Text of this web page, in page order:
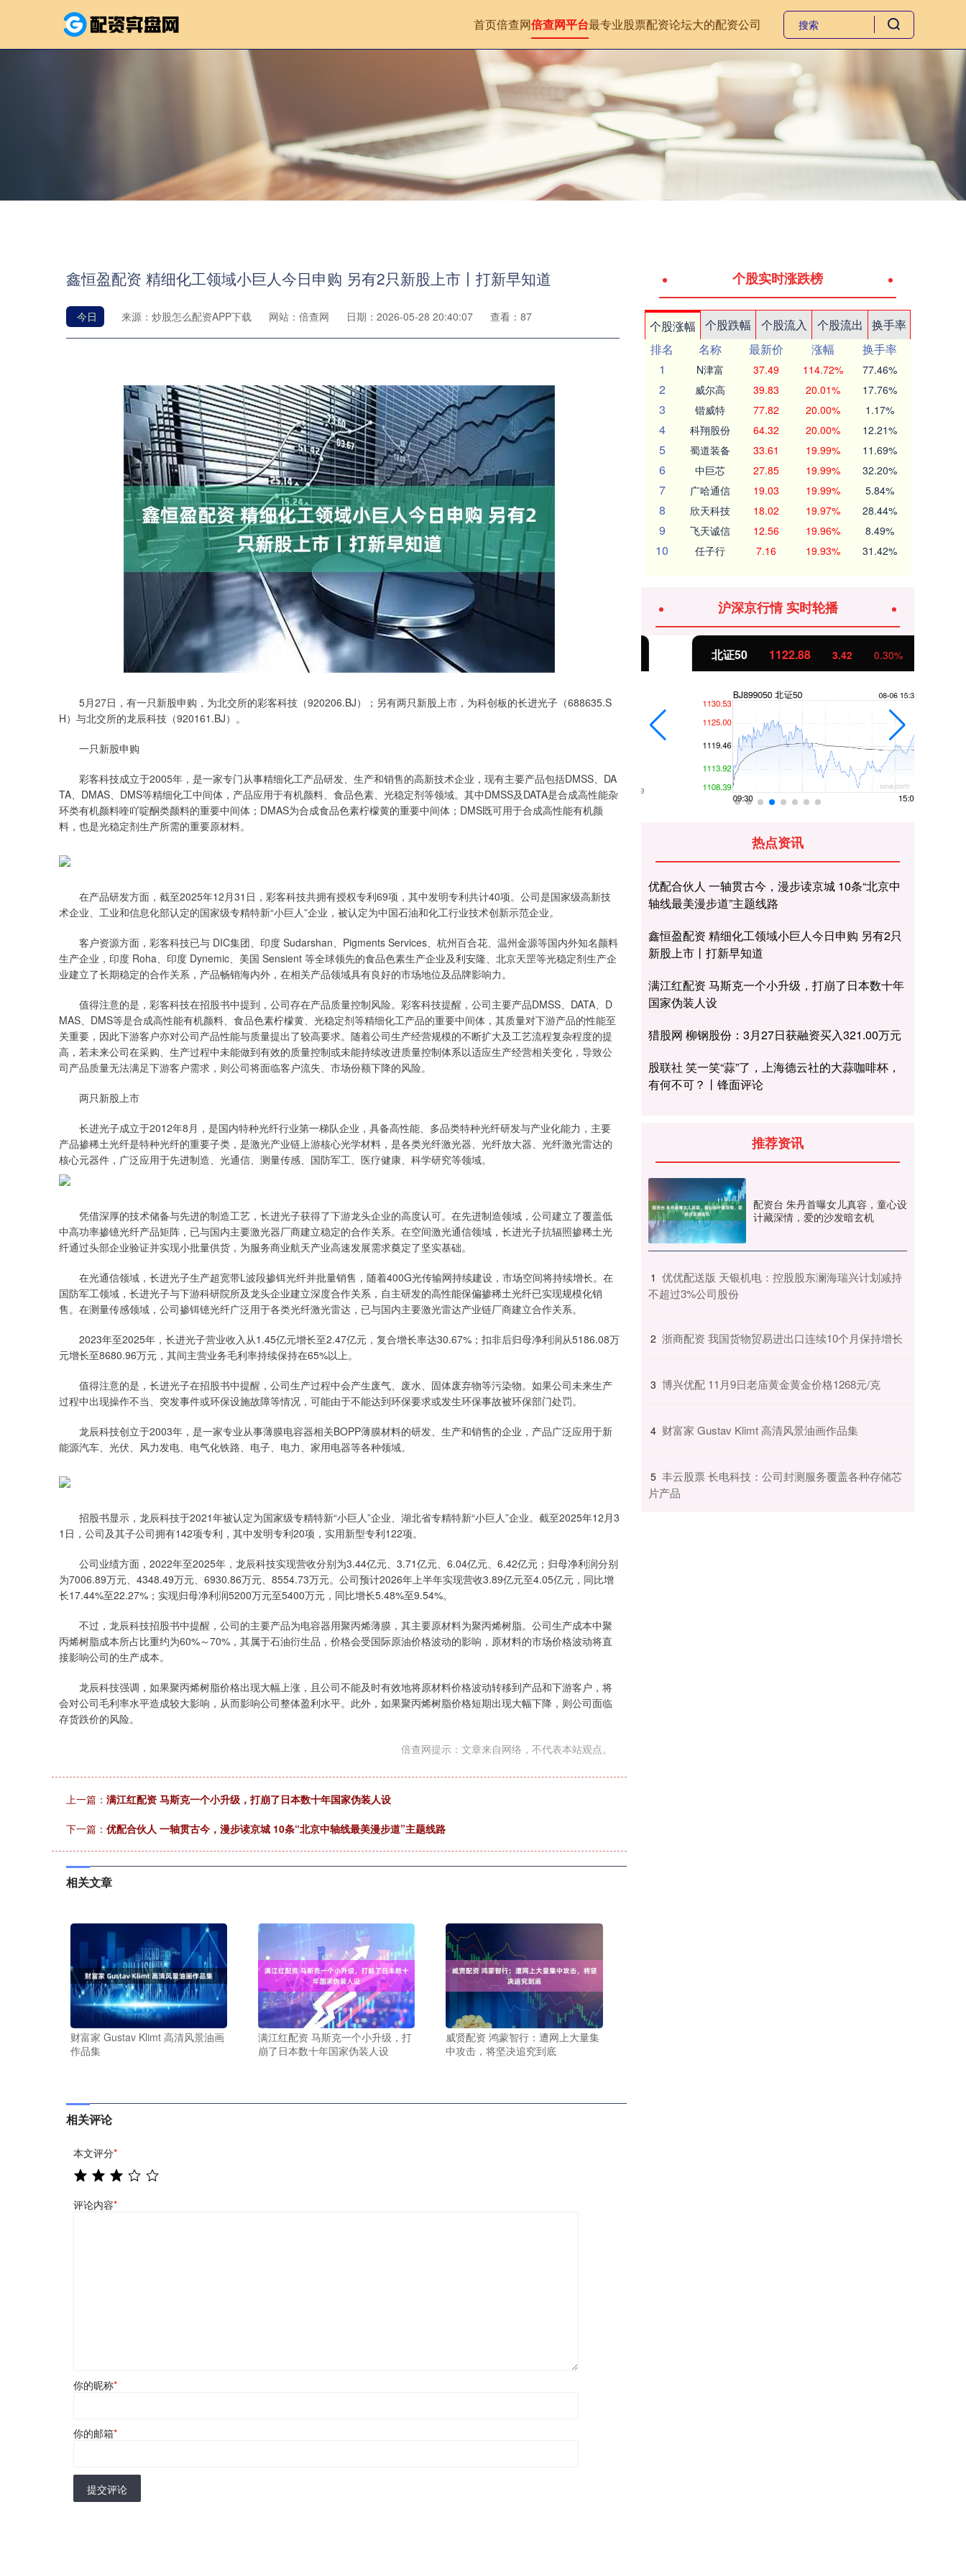
首页倍查网倍查网平台最专业股票配资论坛大的配资公司
鑫恒盈配资 精细化工领域小巨人今日申购 另有2只新股上市丨打新早知道
今日 来源：炒股怎么配资APP下载 网站：倍查网 日期：2026-05-28 20:40:07 查看：87
5月27日，有一只新股申购，为北交所的彩客科技（920206.BJ）；另有两只新股上市，为科创板的长进光子（688635.S
H）与北交所的龙辰科技（920161.BJ）。
一只新股申购
彩客科技成立于2005年，是一家专门从事精细化工产品研发、生产和销售的高新技术企业，现有主要产品包括DMSS、DA
TA、DMAS、DMS等精细化工中间体，产品应用于有机颜料、食品色素、光稳定剂等领域。其中DMSS及DATA是合成高性能杂
环类有机颜料喹吖啶酮类颜料的重要中间体；DMAS为合成食品色素柠檬黄的重要中间体；DMS既可用于合成高性能有机颜
料，也是光稳定剂生产所需的重要原材料。
在产品研发方面，截至2025年12月31日，彩客科技共拥有授权专利69项，其中发明专利共计40项。公司是国家级高新技
术企业、工业和信息化部认定的国家级专精特新“小巨人”企业，被认定为中国石油和化工行业技术创新示范企业。
客户资源方面，彩客科技已与 DIC集团、印度 Sudarshan、Pigments Services、杭州百合花、温州金源等国内外知名颜料
生产企业，印度 Roha、印度 Dynemic、美国 Sensient 等全球领先的食品色素生产企业及利安隆、北京天罡等光稳定剂生产企
业建立了长期稳定的合作关系，产品畅销海内外，在相关产品领域具有良好的市场地位及品牌影响力。
值得注意的是，彩客科技在招股书中提到，公司存在产品质量控制风险。彩客科技提醒，公司主要产品DMSS、DATA、D
MAS、DMS等是合成高性能有机颜料、食品色素柠檬黄、光稳定剂等精细化工产品的重要中间体，其质量对下游产品的性能至
关重要，因此下游客户亦对公司产品性能与质量提出了较高要求。随着公司生产经营规模的不断扩大及工艺流程复杂程度的提
高，若未来公司在采购、生产过程中未能做到有效的质量控制或未能持续改进质量控制体系以适应生产经营相关变化，导致公
司产品质量无法满足下游客户需求，则公司将面临客户流失、市场份额下降的风险。
两只新股上市
长进光子成立于2012年8月，是国内特种光纤行业第一梯队企业，具备高性能、多品类特种光纤研发与产业化能力，主要
产品掺稀土光纤是特种光纤的重要子类，是激光产业链上游核心光学材料，是各类光纤激光器、光纤放大器、光纤激光雷达的
核心元器件，广泛应用于先进制造、光通信、测量传感、国防军工、医疗健康、科学研究等领域。
凭借深厚的技术储备与先进的制造工艺，长进光子获得了下游龙头企业的高度认可。在先进制造领域，公司建立了覆盖低
中高功率掺镱光纤产品矩阵，已与国内主要激光器厂商建立稳定的合作关系。在空间激光通信领域，长进光子抗辐照掺稀土光
纤通过头部企业验证并实现小批量供货，为服务商业航天产业高速发展需求奠定了坚实基础。
在光通信领域，长进光子生产超宽带L波段掺铒光纤并批量销售，随着400G光传输网持续建设，市场空间将持续增长。在
国防军工领域，长进光子与下游科研院所及龙头企业建立深度合作关系，自主研发的高性能保偏掺稀土光纤已实现规模化销
售。在测量传感领域，公司掺铒镱光纤广泛用于各类光纤激光雷达，已与国内主要激光雷达产业链厂商建立合作关系。
2023年至2025年，长进光子营业收入从1.45亿元增长至2.47亿元，复合增长率达30.67%；扣非后归母净利润从5186.08万
元增长至8680.96万元，其间主营业务毛利率持续保持在65%以上。
值得注意的是，长进光子在招股书中提醒，公司生产过程中会产生废气、废水、固体废弃物等污染物。如果公司未来生产
过程中出现操作不当、突发事件或环保设施故障等情况，可能由于不能达到环保要求或发生环保事故被环保部门处罚。
龙辰科技创立于2003年，是一家专业从事薄膜电容器相关BOPP薄膜材料的研发、生产和销售的企业，产品广泛应用于新
能源汽车、光伏、风力发电、电气化铁路、电子、电力、家用电器等各种领域。
招股书显示，龙辰科技于2021年被认定为国家级专精特新“小巨人”企业、湖北省专精特新“小巨人”企业。截至2025年12月3
1日，公司及其子公司拥有142项专利，其中发明专利20项，实用新型专利122项。
公司业绩方面，2022年至2025年，龙辰科技实现营收分别为3.44亿元、3.71亿元、6.04亿元、6.42亿元；归母净利润分别
为7006.89万元、4348.49万元、6930.86万元、8554.73万元。公司预计2026年上半年实现营收3.89亿元至4.05亿元，同比增
长17.44%至22.27%；实现归母净利润5200万元至5400万元，同比增长5.48%至9.54%。
不过，龙辰科技招股书中提醒，公司的主要产品为电容器用聚丙烯薄膜，其主要原材料为聚丙烯树脂。公司生产成本中聚
丙烯树脂成本所占比重约为60%～70%，其属于石油衍生品，价格会受国际原油价格波动的影响，原材料的市场价格波动将直
接影响公司的生产成本。
龙辰科技强调，如果聚丙烯树脂价格出现大幅上涨，且公司不能及时有效地将原材料价格波动转移到产品和下游客户，将
会对公司毛利率水平造成较大影响，从而影响公司整体盈利水平。此外，如果聚丙烯树脂价格短期出现大幅下降，则公司面临
存货跌价的风险。
倍查网提示：文章来自网络，不代表本站观点。
上一篇： 满江红配资 马斯克一个小升级，打崩了日本数十年国家伪装人设
下一篇： 优配合伙人 一轴贯古今，漫步读京城 10条“北京中轴线最美漫步道”主题线路
相关文章
财富家 Gustav Klimt 高清风景油画
作品集
满江红配资 马斯克一个小升级，打
崩了日本数十年国家伪装人设
威贤配资 鸿蒙智行：遭网上大量集
中攻击，将坚决追究到底
相关评论
本文评分*
评论内容*
你的昵称*
你的邮箱*
提交评论
个股实时涨跌榜
个股涨幅 个股跌幅 个股流入 个股流出
换手率
排名
名称 最新价 涨幅
换手率
1
N津富 37.49 114.72% 77.46%
2 威尔高 39.83 20.01% 17.76%
3 锴威特 77.82 20.00% 1.17%
4 科翔股份 64.32 20.00% 12.21%
5 蜀道装备 33.61 19.99% 11.69%
6 中巨芯 27.85 19.99% 32.20%
7 广哈通信 19.03 19.99% 5.84%
8 欣天科技 18.02 19.97% 28.44%
9 飞天诚信 12.56 19.96% 8.49%
10 任子行 7.16 19.93% 31.42%
沪深京行情 实时轮播
深证成指 14110.12 -34.08 -0.24% 沪深300 北证50 1122.88 3.42 0.30%
热点资讯
优配合伙人 一轴贯古今，漫步读京城 10条“北京中
轴线最美漫步道”主题线路
鑫恒盈配资 精细化工领域小巨人今日申购 另有2只
新股上市丨打新早知道
满江红配资 马斯克一个小升级，打崩了日本数十年
国家伪装人设
猎股网 柳钢股份：3月27日获融资买入321.00万元
股联社 笑一笑“蒜”了，上海德云社的大蒜咖啡杯，
有何不可？丨锋面评论
推荐资讯
配资台 朱丹首曝女儿真容，童心设
计藏深情，爱的沙发暗玄机
1 ​优优配送版 天银机电：控股股东澜海瑞兴计划减持
不超过3%公司股份
2 ​浙商配资 我国货物贸易进出口连续10个月保持增长
3 ​博兴优配 11月9日老庙黄金黄金价格1268元/克
4 ​财富家 Gustav Klimt 高清风景油画作品集
5 ​丰云股票 长电科技：公司封测服务覆盖各种存储芯
片产品